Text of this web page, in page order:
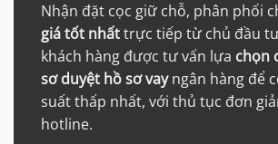
Nhận đặt cọc giữ chỗ, phân phối
giá tốt nhấttrực tiếp từ chủ đầu
khách hàng được tư vấn lựa chọn
sơ duyệt hồ sơ vayngân hàng để
suất thấp nhất, với thủ tục đơn
hotline.